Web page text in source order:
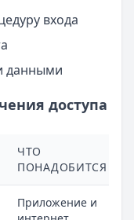
входа
данными
доступа
ЧТО
ПОНАДОБИТСЯ
Приложение и